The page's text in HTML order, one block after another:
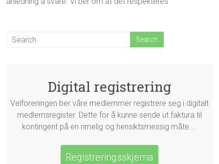
Digital registrering
Velforeningen ber våre medlemmer registrere seg i digitalt
medlemsregister. Dette for å kunne sende ut faktura til
kontingent på en rimelig og hensiktsmessig måte....
Registreringsskjema